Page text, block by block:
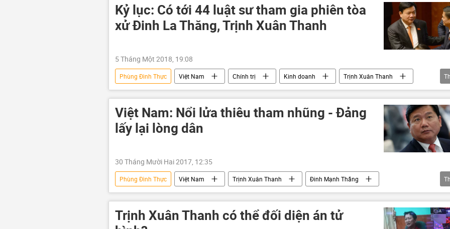
Kỷ lục: Có tới 44 luật sư tham gia phiên tòa
xử Đinh La Thăng, Trịnh Xuân Thanh
5 Tháng Một 2018, 19:08
Phùng Đình Thực Việt Nam Chính trị Kinh doanh
Trịnh Xuân Thanh
Đinh La Thăng
Ninh Văn Quỳnh Lê Đình Mậu
Nguyễn Xuân Sơn
VKSND Tối cao
đại án tham nhũng
Việt Nam: Nổi lửa thiêu tham nhũng - Đảng
lấy lại lòng dân
30 Tháng Mười Hai 2017, 12:35
Phùng Đình Thực Việt Nam Trịnh Xuân Thanh
Đinh Mạnh Thắng
Nguyễn Xuân Sơn
Nguyễn Quốc Khánh Lê Quang Thung
PVC
Oceanbank
Trịnh Xuân Thanh có thể đối diện án tử